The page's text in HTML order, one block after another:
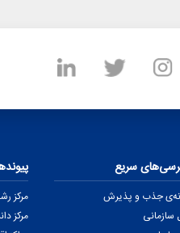
سریع
جذب و پذیرش
سازمانی
مرکز
مرکز